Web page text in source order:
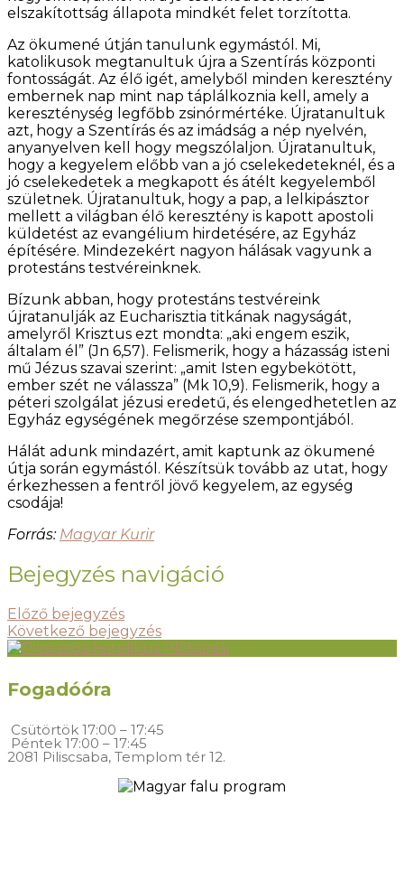
elszakítottság állapota mindkét felet torzította.
Az ökumené útján tanulunk egymástól. Mi,
katolikusok megtanultuk újra a Szentírás központi
fontosságát. Az élő igét, amelyből minden keresztény
embernek nap mint nap táplálkoznia kell, amely a
kereszténység legfőbb zsinórmértéke. Újratanultuk
azt, hogy a Szentírás és az imádság a nép nyelvén,
anyanyelven kell hogy megszólaljon. Újratanultuk,
hogy a kegyelem előbb van a jó cselekedeteknél, és a
jó cselekedetek a megkapott és átélt kegyelemből
születnek. Újratanultuk, hogy a pap, a lelkipásztor
mellett a világban élő keresztény is kapott apostoli
küldetést az evangélium hirdetésére, az Egyház
építésére. Mindezekért nagyon hálásak vagyunk a
protestáns testvéreinknek.
Bízunk abban, hogy protestáns testvéreink
újratanulják az Eucharisztia titkának nagyságát,
amelyről Krisztus ezt mondta: „aki engem eszik,
általam él” (Jn 6,57). Felismerik, hogy a házasság isteni
mű Jézus szavai szerint: „amit Isten egybekötött,
ember szét ne válassza” (Mk 10,9). Felismerik, hogy a
péteri szolgálat jézusi eredetű, és elengedhetetlen az
Egyház egységének megőrzése szempontjából.
Hálát adunk mindazért, amit kaptunk az ökumené
útja során egymástól. Készítsük tovább az utat, hogy
érkezhessen a fentről jövő kegyelem, az egység
csodája!
Forrás: Magyar Kurir
Bejegyzés navigáció
Előző bejegyzés
Következő bejegyzés
Fogadóóra
Csütörtök 17:00 – 17:45
Péntek 17:00 – 17:45
2081 Piliscsaba, Templom tér 12.